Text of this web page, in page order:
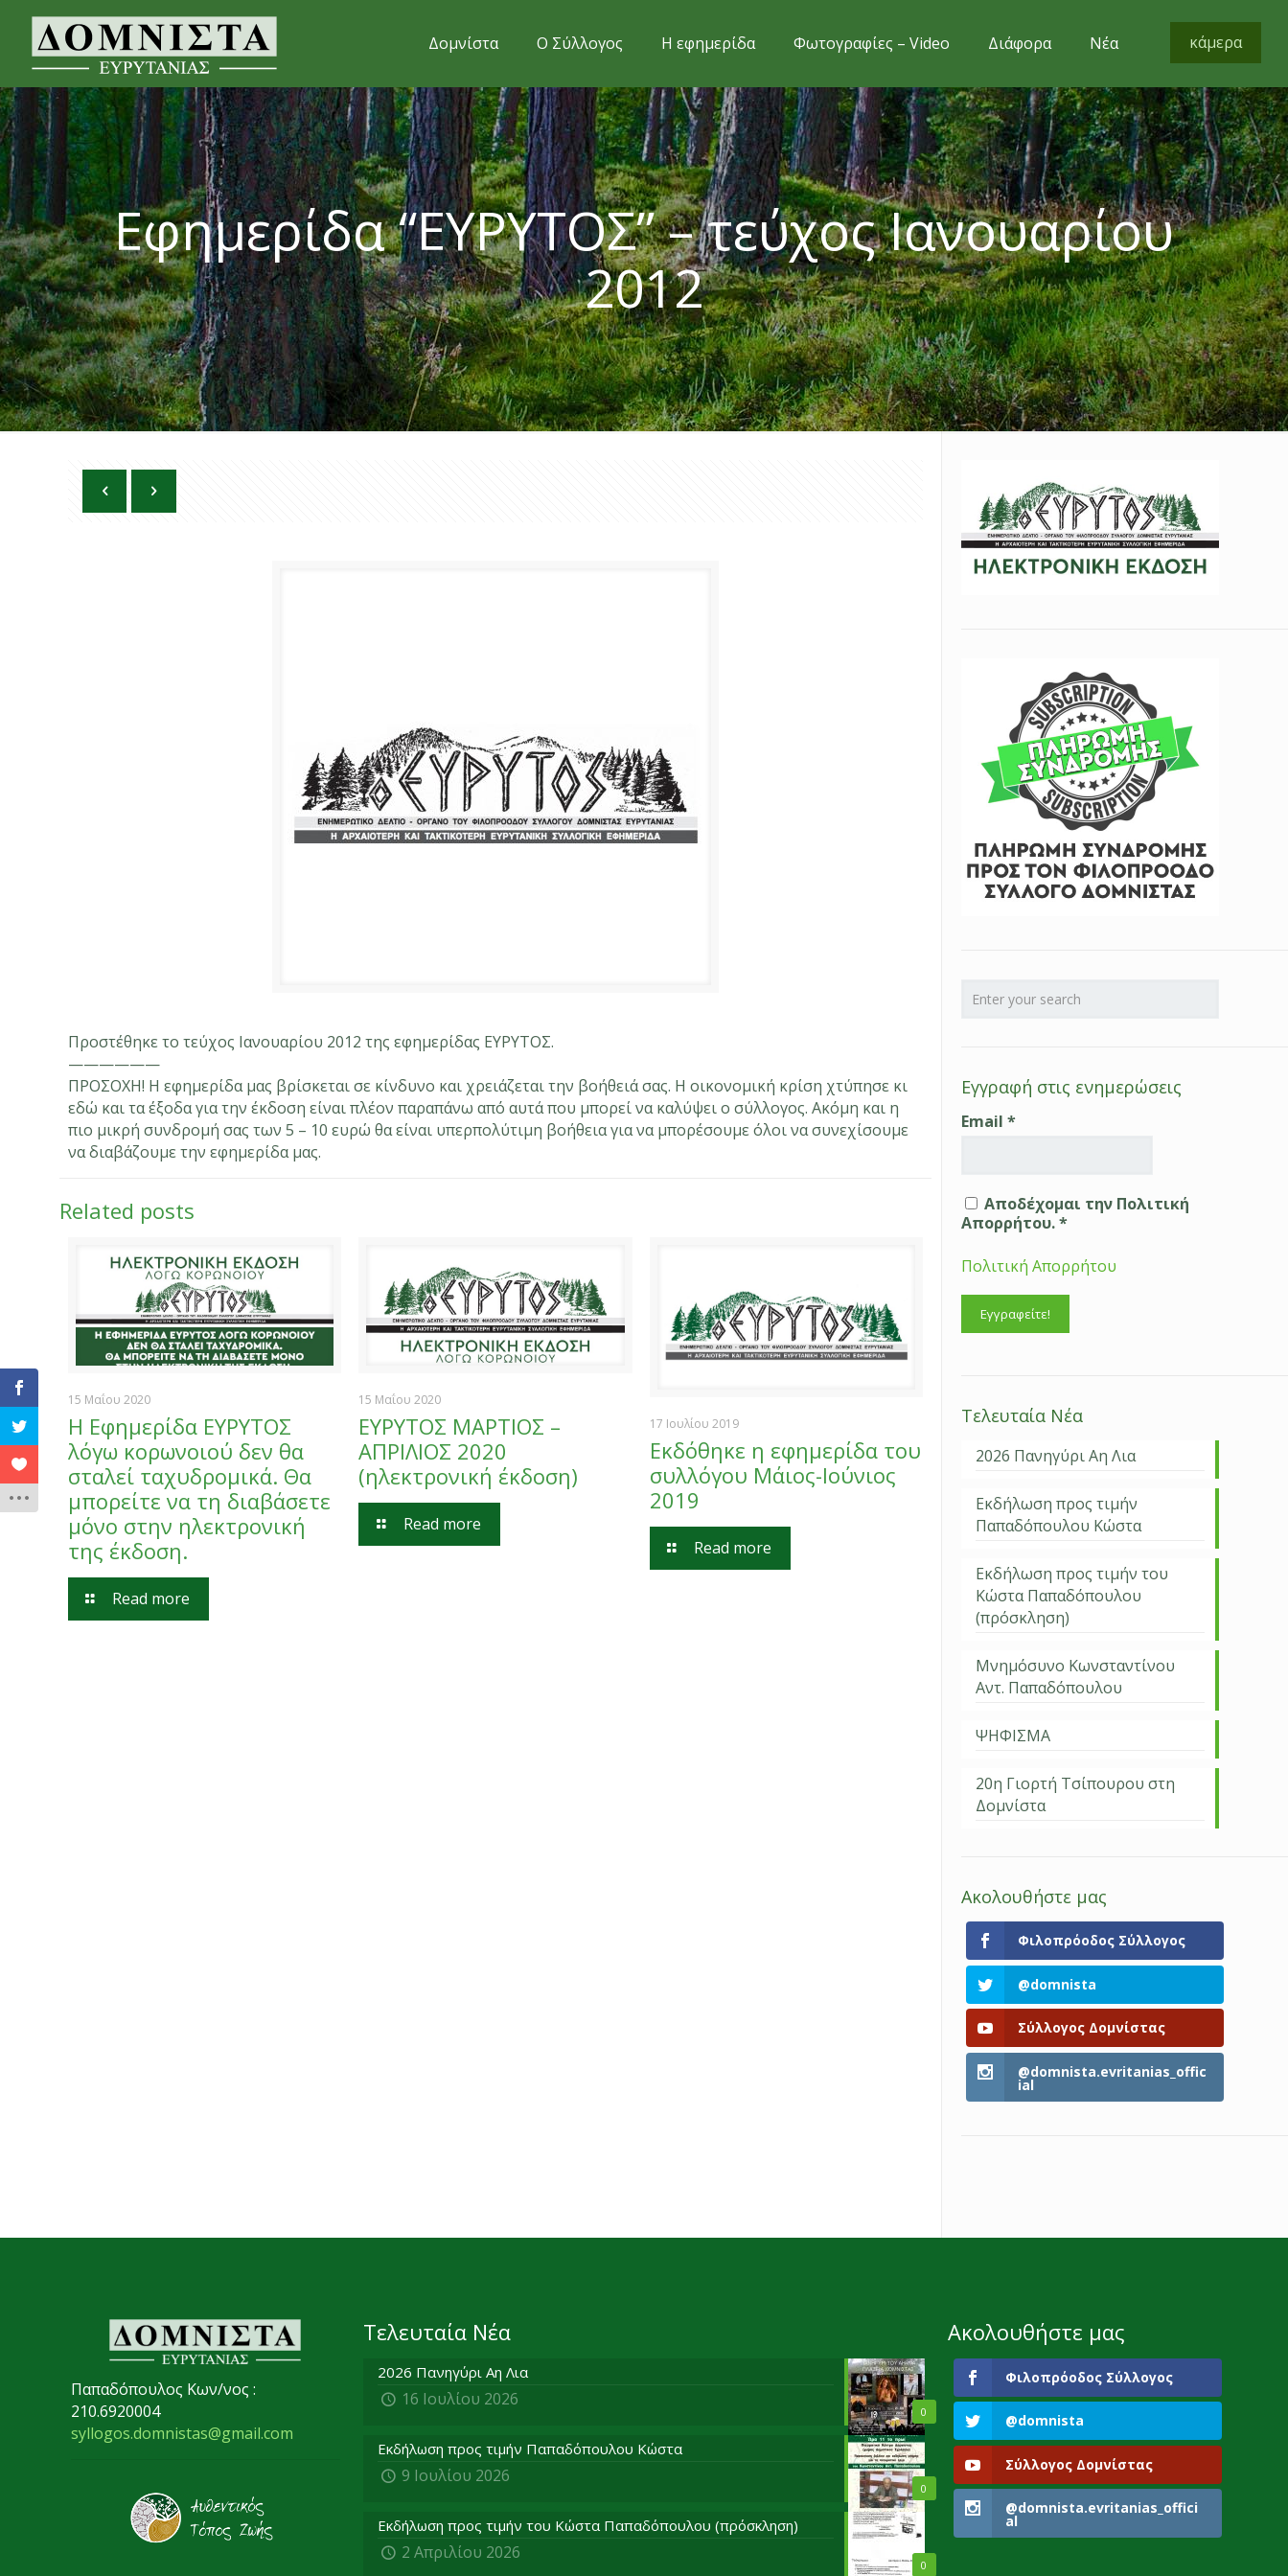
Δομνίστα Ο Σύλλογος Η εφημερίδα Φωτογραφίες – Video Διάφορα Νέα κάμερα
Εφημερίδα “ΕΥΡΥΤΟΣ” – τεύχος Ιανουαρίου
2012
Προστέθηκε το τεύχος Ιανουαρίου 2012 της εφημερίδας ΕΥΡΥΤΟΣ.
——————
ΠΡΟΣΟΧΗ! Η εφημερίδα μας βρίσκεται σε κίνδυνο και χρειάζεται την βοήθειά σας. Η οικονομική κρίση χτύπησε κι
εδώ και τα έξοδα για την έκδοση είναι πλέον παραπάνω από αυτά που μπορεί να καλύψει ο σύλλογος. Ακόμη και η
πιο μικρή συνδρομή σας των 5 – 10 ευρώ θα είναι υπερπολύτιμη βοήθεια για να μπορέσουμε όλοι να συνεχίσουμε
να διαβάζουμε την εφημερίδα μας.
Related posts
15 Μαΐου 2020
Η Εφημερίδα ΕΥΡΥΤΟΣ
λόγω κορωνοιού δεν θα
σταλεί ταχυδρομικά. Θα
μπορείτε να τη διαβάσετε
μόνο στην ηλεκτρονική
της έκδοση.
Read more
15 Μαΐου 2020
ΕΥΡΥΤΟΣ ΜΑΡΤΙΟΣ –
ΑΠΡΙΛΙΟΣ 2020
(ηλεκτρονική έκδοση)
Read more
17 Ιουλίου 2019
Εκδόθηκε η εφημερίδα του
συλλόγου Μάιος-Ιούνιος
2019
Read more
Εγγραφή στις ενημερώσεις
Email *
Αποδέχομαι την Πολιτική
Απορρήτου. *
Πολιτική Απορρήτου
Τελευταία Νέα
2026 Πανηγύρι Αη Λια
Εκδήλωση προς τιμήν
Παπαδόπουλου Κώστα
Εκδήλωση προς τιμήν του
Κώστα Παπαδόπουλου
(πρόσκληση)
Μνημόσυνο Κωνσταντίνου
Αντ. Παπαδόπουλου
ΨΗΦΙΣΜΑ
20η Γιορτή Τσίπουρου στη
Δομνίστα
Ακολουθήστε μας
Φιλοπρόοδος Σύλλογος
@domnista
Σύλλογος Δομνίστας
@domnista.evritanias_offic
ial
Παπαδόπουλος Κων/νος :
210.6920004
syllogos.domnistas@gmail.com
Τελευταία Νέα
0
2026 Πανηγύρι Αη Λια
16 Ιουλίου 2026
0
Εκδήλωση προς τιμήν Παπαδόπουλου Κώστα
9 Ιουλίου 2026
0
Εκδήλωση προς τιμήν του Κώστα Παπαδόπουλου (πρόσκληση)
2 Απριλίου 2026
Ακολουθήστε μας
Φιλοπρόοδος Σύλλογος
@domnista
Σύλλογος Δομνίστας
@domnista.evritanias_offici
al